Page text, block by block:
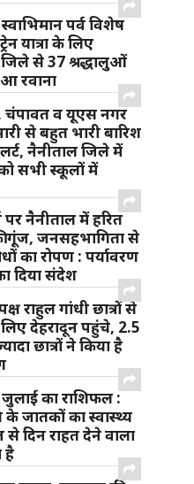
पर्व विशेष
यात्रा के लिए
से 37 श्रद्धालुओं
रवाना
चंपावत व यूएस नगर
से बहुत भारी बारिश
नैनीताल जिले में
सभी स्कूलों में
पर नैनीताल में हरित
गूंज, जनसहभागिता से
का रोपण : पर्यावरण
दिया संदेश
राहुल गांधी छात्रों से
देहरादून पहुंचे, 2.5
छात्रों ने किया है
का राशिफल :
के जातकों का स्वास्थ्य
दिन राहत देने वाला
है